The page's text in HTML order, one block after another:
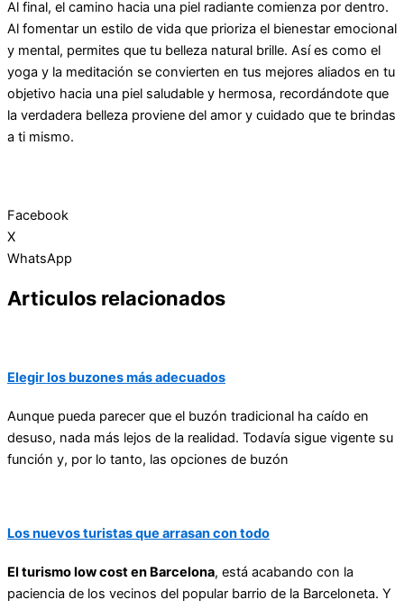
Al final, el camino hacia una piel radiante comienza por dentro.
Al fomentar un estilo de vida que prioriza el bienestar emocional
y mental, permites que tu belleza natural brille. Así es como el
yoga y la meditación se convierten en tus mejores aliados en tu
objetivo hacia una piel saludable y hermosa, recordándote que
la verdadera belleza proviene del amor y cuidado que te brindas
a ti mismo.
Facebook
X
WhatsApp
Articulos relacionados
Elegir los buzones más adecuados
Aunque pueda parecer que el buzón tradicional ha caído en
desuso, nada más lejos de la realidad. Todavía sigue vigente su
función y, por lo tanto, las opciones de buzón
Los nuevos turistas que arrasan con todo
El turismo low cost en Barcelona, está acabando con la
paciencia de los vecinos del popular barrio de la Barceloneta. Y